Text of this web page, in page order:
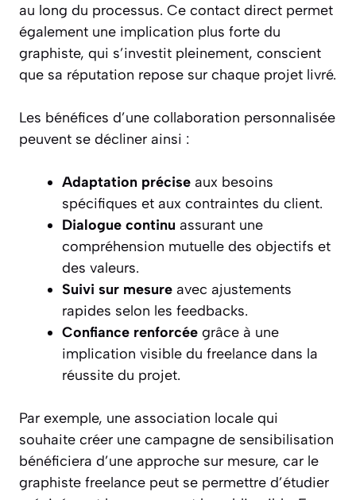
au long du processus. Ce contact direct permet
également une implication plus forte du
graphiste, qui s’investit pleinement, conscient
que sa réputation repose sur chaque projet livré.
Les bénéfices d’une collaboration personnalisée
peuvent se décliner ainsi :
Adaptation précise aux besoins
spécifiques et aux contraintes du client.
Dialogue continu assurant une
compréhension mutuelle des objectifs et
des valeurs.
Suivi sur mesure avec ajustements
rapides selon les feedbacks.
Confiance renforcée grâce à une
implication visible du freelance dans la
réussite du projet.
Par exemple, une association locale qui
souhaite créer une campagne de sensibilisation
bénéficiera d’une approche sur mesure, car le
graphiste freelance peut se permettre d’étudier